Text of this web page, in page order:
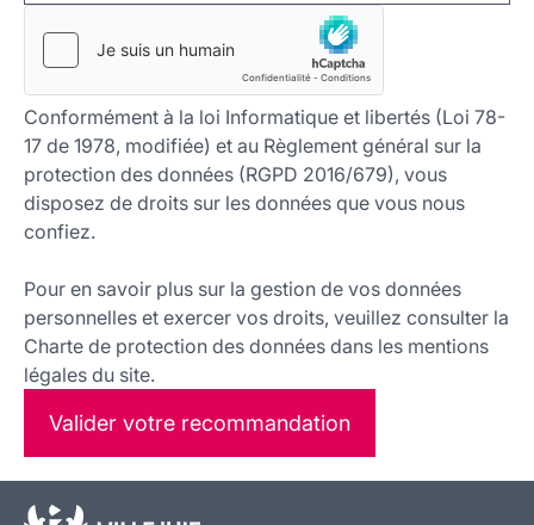
Conformément à la loi Informatique et libertés (Loi 78-
17 de 1978, modifiée) et au Règlement général sur la
protection des données (RGPD 2016/679), vous
disposez de droits sur les données que vous nous
confiez.
Pour en savoir plus sur la gestion de vos données
personnelles et exercer vos droits, veuillez consulter la
Charte de protection des données dans les mentions
légales du site.
Valider votre recommandation